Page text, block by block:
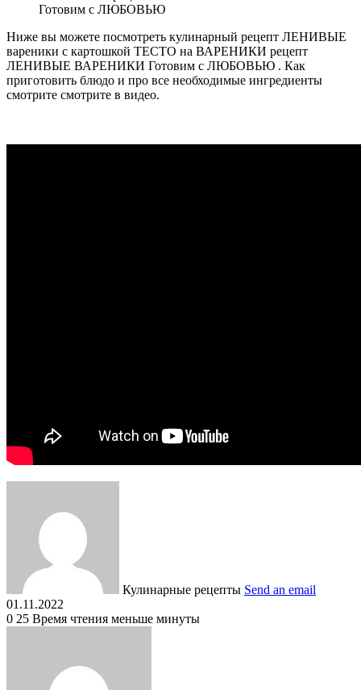
Ниже вы можете посмотреть кулинарный рецепт ЛЕНИВЫЕ
вареники с картошкой ТЕСТО на ВАРЕНИКИ рецепт
ЛЕНИВЫЕ ВАРЕНИКИ Готовим с ЛЮБОВЬЮ . Как
приготовить блюдо и про все необходимые ингредиенты
смотрите смотрите в видео.
Кулинарные рецепты Send an email
01.11.2022
0 25 Время чтения меньше минуты